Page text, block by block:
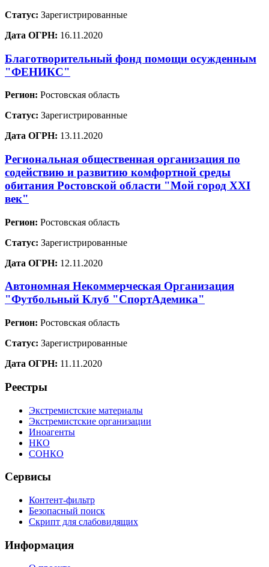
Статус: Зарегистрированные
Дата ОГРН: 16.11.2020
Благотворительный фонд помощи осужденным
"ФЕНИКС"
Регион: Ростовская область
Статус: Зарегистрированные
Дата ОГРН: 13.11.2020
Региональная общественная организация по
содействию и развитию комфортной среды
обитания Ростовской области "Мой город XXI
век"
Регион: Ростовская область
Статус: Зарегистрированные
Дата ОГРН: 12.11.2020
Автономная Некоммерческая Организация
"Футбольный Клуб "СпортАдемика"
Регион: Ростовская область
Статус: Зарегистрированные
Дата ОГРН: 11.11.2020
Реестры
Экстремистские материалы
Экстремистские организации
Иноагенты
НКО
СОНКО
Сервисы
Контент-фильтр
Безопасный поиск
Скрипт для слабовидящих
Информация